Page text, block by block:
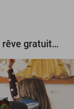
Tentez de gagner un voyage de rêve gratuit d'une valeur de 3.000 € !